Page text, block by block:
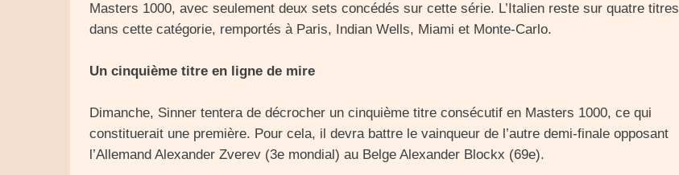
Masters 1000, avec seulement deux sets concédés sur cette série. L’Italien reste sur quatre titres
dans cette catégorie, remportés à Paris, Indian Wells, Miami et Monte-Carlo.
Un cinquième titre en ligne de mire
Dimanche, Sinner tentera de décrocher un cinquième titre consécutif en Masters 1000, ce qui
constituerait une première. Pour cela, il devra battre le vainqueur de l’autre demi-finale opposant
l’Allemand Alexander Zverev (3e mondial) au Belge Alexander Blockx (69e).